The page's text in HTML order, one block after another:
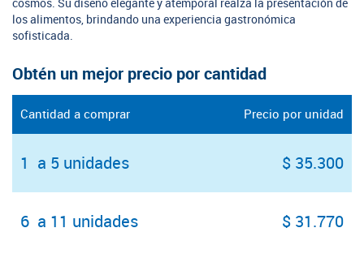
cosmos. Su diseño elegante y atemporal realza la presentación de
los alimentos, brindando una experiencia gastronómica
sofisticada.
Obtén un mejor precio por cantidad
Cantidad a comprar Precio por unidad
1 a 5 unidades $ 35.300
6 a 11 unidades $ 31.770